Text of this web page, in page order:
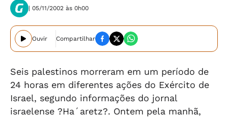
| 05/11/2002 às 0h00
Ouvir Compartilhar
Seis palestinos morreram em um período de
24 horas em diferentes ações do Exército de
Israel, segundo informações do jornal
israelense ?Ha´aretz?. Ontem pela manhã,